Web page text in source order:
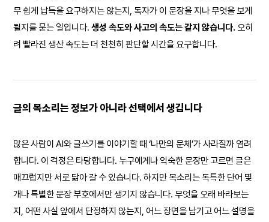
무 쉽게 납득을 요구하지는 않는지, 독자가 이 문장을 지나 무엇을 보게
될지를 묻는 일입니다.생성 속도와 사고의 속도는 같지 않습니다. 오히
려 빨라진 생산 속도는 더 천천히 판단할 시간을 요구합니다.
글의 목소리는 정보가 아니라 선택에서 생깁니다
많은 사람이 AI와 글쓰기를 이야기할 때 ‘나만의 문체’가 사라질까 염려
합니다. 이 걱정은 타당합니다. 누구에게나 익숙한 문장만 고르면 글은
매끄럽지만 서로 닮아 갈 수 있습니다. 하지만 목소리는 독특한 단어 몇
개나 특별한 문장 부호에서만 생기지 않습니다. 무엇을 오래 바라보는
지, 어떤 사실 앞에서 단정하지 않는지, 어느 장면을 남기고 어느 설명을